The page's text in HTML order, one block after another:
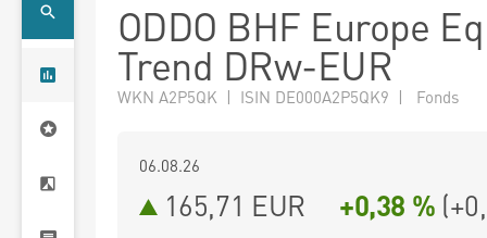
ODDO BHF Europe
Trend DRw-EUR
WKN A2P5QK | ISIN DE000A2P5QK9 | Fonds
06.08.26
165,71 EUR +0,38 % (